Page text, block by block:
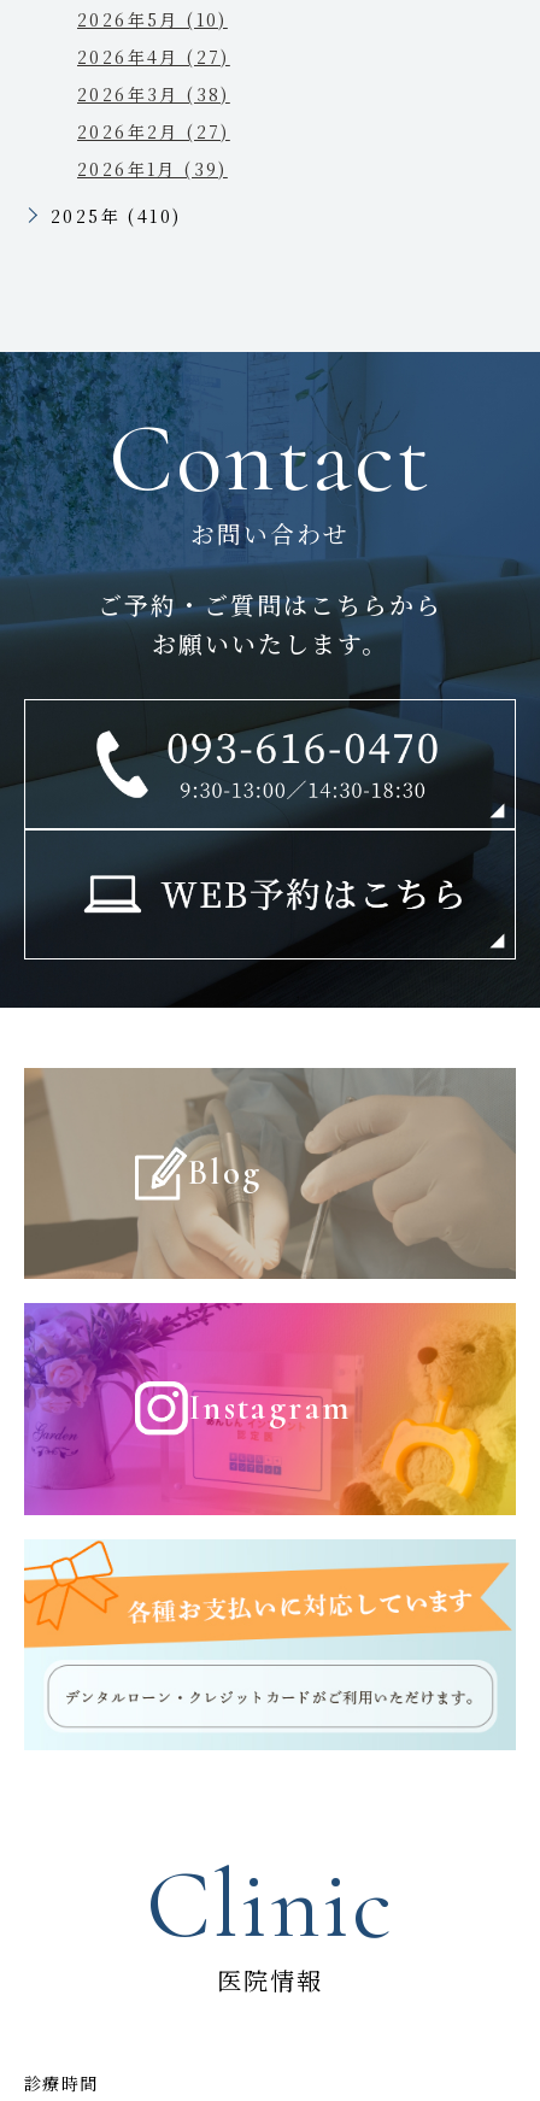
2026年5月 (10)
2026年4月 (27)
2026年3月 (38)
2026年2月 (27)
2026年1月 (39)
2025年 (410)
Contact
お問い合わせ
ご予約・ご質問はこちらから
お願いいたします。
Blog
Instagram
Clinic
医院情報
診療時間